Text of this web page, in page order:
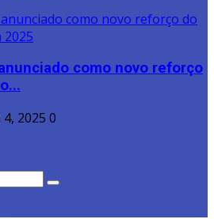
como novo reforço
4, 2025 0